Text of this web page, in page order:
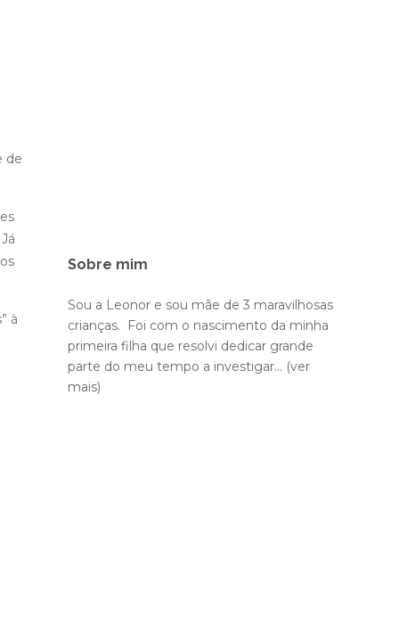
de
à
Sobre mim
Sou a Leonor e sou mãe de 3 maravilhosas
crianças. Foi com o nascimento da minha
primeira filha que resolvi dedicar grande
parte do meu tempo a investigar... (ver
mais)